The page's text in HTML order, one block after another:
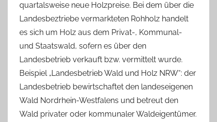
quartalsweise neue Holzpreise. Bei dem über die
Landesbeztriebe vermarkteten Rohholz handelt
es sich um Holz aus dem Privat-, Kommunal-
und Staatswald, sofern es über den
Landesbetrieb verkauft bzw. vermittelt wurde.
Beispiel „Landesbetrieb Wald und Holz NRW“: der
Landesbetrieb bewirtschaftet den landeseigenen
Wald Nordrhein-Westfalens und betreut den
Wald privater oder kommunaler Waldeigentümer.